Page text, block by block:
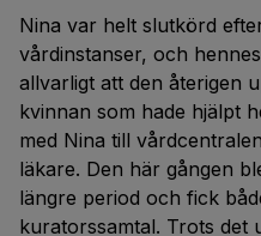
Nina var helt slutkörd
vårdinstanser, och
allvarligt att den återigen
kvinnan som hade hjälpt
med Nina till
läkare. Den här gången
längre period och fick
kuratorssamtal. Trots det